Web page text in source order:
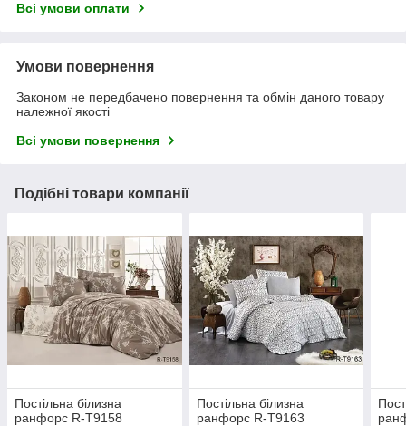
Всі умови оплати
Умови повернення
Законом не передбачено повернення та обмін даного товару
належної якості
Всі умови повернення
Подібні товари компанії
Постільна білизна
ранфорс R-T9158
Постільна білизна
ранфорс R-T9163